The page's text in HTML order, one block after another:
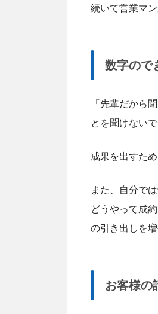
続いて営業マ
数字ので
「先輩だから
とを聞けない
成果を出すた
また、自分で
どうやって成
の引き出しを
お客様の